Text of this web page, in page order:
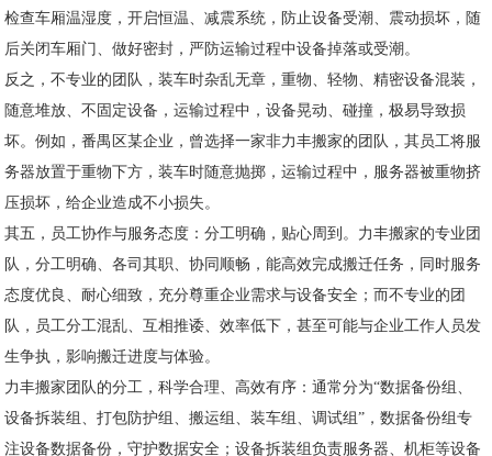
检查车厢温湿度，开启恒温、减震系统，防止设备受潮、震动损坏，随
后关闭车厢门、做好密封，严防运输过程中设备掉落或受潮。
反之，不专业的团队，装车时杂乱无章，重物、轻物、精密设备混装，
随意堆放、不固定设备，运输过程中，设备晃动、碰撞，极易导致损
坏。例如，番禺区某企业，曾选择一家非力丰搬家的团队，其员工将服
务器放置于重物下方，装车时随意抛掷，运输过程中，服务器被重物挤
压损坏，给企业造成不小损失。
其五，员工协作与服务态度：分工明确，贴心周到。力丰搬家的专业团
队，分工明确、各司其职、协同顺畅，能高效完成搬迁任务，同时服务
态度优良、耐心细致，充分尊重企业需求与设备安全；而不专业的团
队，员工分工混乱、互相推诿、效率低下，甚至可能与企业工作人员发
生争执，影响搬迁进度与体验。
力丰搬家团队的分工，科学合理、高效有序：通常分为“数据备份组、
设备拆装组、打包防护组、搬运组、装车组、调试组”，数据备份组专
注设备数据备份，守护数据安全；设备拆装组负责服务器、机柜等设备